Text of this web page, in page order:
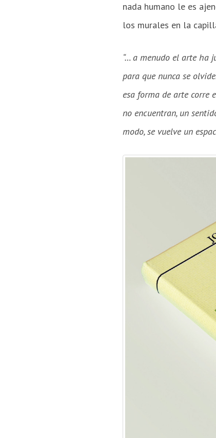
nada humano le es
los murales en la
“… a menudo el arte ha
para que nunca se
esa forma de arte corre
no encuentran, un
modo, se vuelve un